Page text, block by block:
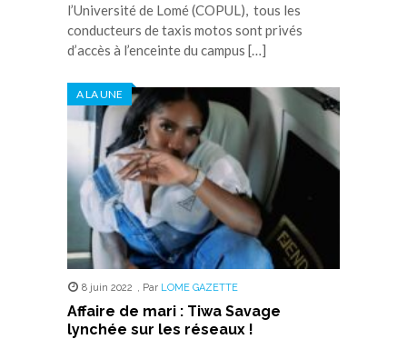
l’Université de Lomé (COPUL), tous les
conducteurs de taxis motos sont privés
d’accès à l’enceinte du campus […]
A LA UNE
8 juin 2022 , Par LOME GAZETTE
Affaire de mari : Tiwa Savage
lynchée sur les réseaux !